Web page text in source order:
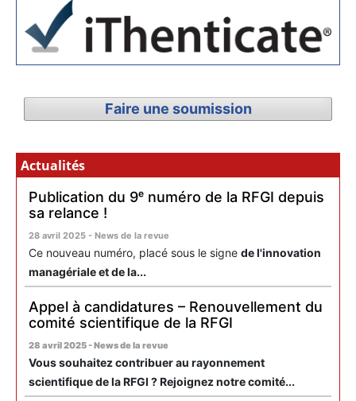
Faire une soumission
Actualités
Publication du 9ᵉ numéro de la RFGI depuis
sa relance !
28 avril 2025 - News de la revue
Ce nouveau numéro, placé sous le signe de l'innovation
managériale et de la...
Appel à candidatures – Renouvellement du
comité scientifique de la RFGI
28 avril 2025 - News de la revue
Vous souhaitez contribuer au rayonnement
scientifique de la RFGI ? Rejoignez notre comité...